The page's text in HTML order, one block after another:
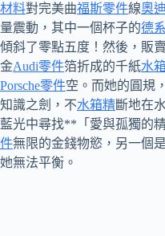
材料對完美曲福斯零件線奧
量震動，其中一個杯子的德
傾斜了零點五度！然後，販
金Audi零件箔折成的千紙水
Porsche零件空。而她的圓規
知識之劍，不水箱精斷地在
藍光中尋找**「愛與孤獨的
件無限的金錢物慾，另一個
她無法平衡。